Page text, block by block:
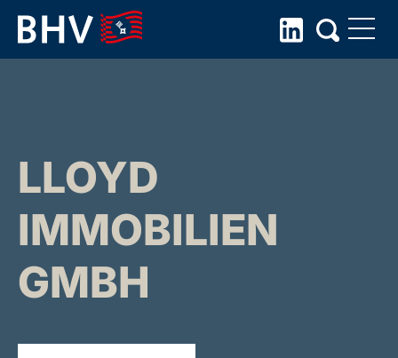
Skip
LLOYD
IMMOBILIEN
GMBH